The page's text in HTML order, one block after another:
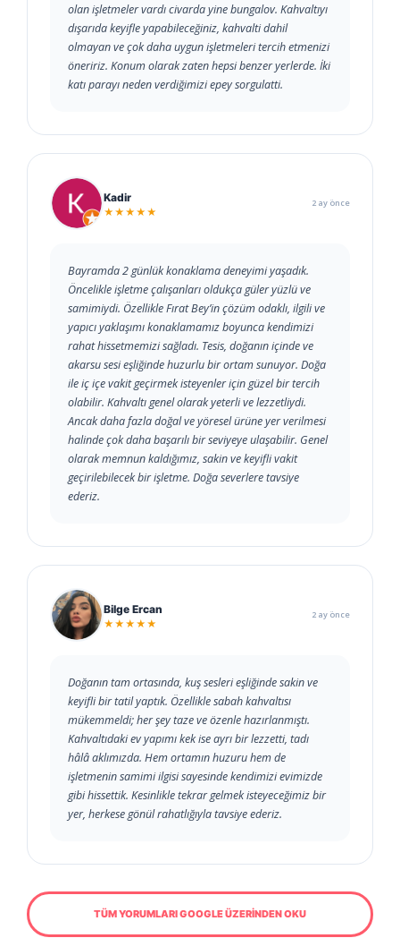
olan işletmeler vardı civarda yine bungalov. Kahvaltıyı
dışarıda keyifle yapabileceğiniz, kahvalti dahil
olmayan ve çok daha uygun işletmeleri tercih etmenizi
öneririz. Konum olarak zaten hepsi benzer yerlerde. İki
katı parayı neden verdiğimizi epey sorgulatti.
Kadir
★★★★★
2 ay önce
Bayramda 2 günlük konaklama deneyimi yaşadık.
Öncelikle işletme çalışanları oldukça güler yüzlü ve
samimiydi. Özellikle Fırat Bey’in çözüm odaklı, ilgili ve
yapıcı yaklaşımı konaklamamız boyunca kendimizi
rahat hissetmemizi sağladı. Tesis, doğanın içinde ve
akarsu sesi eşliğinde huzurlu bir ortam sunuyor. Doğa
ile iç içe vakit geçirmek isteyenler için güzel bir tercih
olabilir. Kahvaltı genel olarak yeterli ve lezzetliydi.
Ancak daha fazla doğal ve yöresel ürüne yer verilmesi
halinde çok daha başarılı bir seviyeye ulaşabilir. Genel
olarak memnun kaldığımız, sakin ve keyifli vakit
geçirilebilecek bir işletme. Doğa severlere tavsiye
ederiz.
Bilge Ercan
★★★★★
2 ay önce
Doğanın tam ortasında, kuş sesleri eşliğinde sakin ve
keyifli bir tatil yaptık. Özellikle sabah kahvaltısı
mükemmeldi; her şey taze ve özenle hazırlanmıştı.
Kahvaltıdaki ev yapımı kek ise ayrı bir lezzetti, tadı
hâlâ aklımızda. Hem ortamın huzuru hem de
işletmenin samimi ilgisi sayesinde kendimizi evimizde
gibi hissettik. Kesinlikle tekrar gelmek isteyeceğimiz bir
yer, herkese gönül rahatlığıyla tavsiye ederiz.
TÜM YORUMLARI GOOGLE ÜZERİNDEN OKU